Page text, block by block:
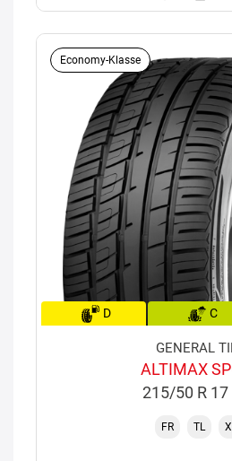
Economy-Klasse
D C
GENERAL
ALTIMAX
215/50 R 17
FR TL